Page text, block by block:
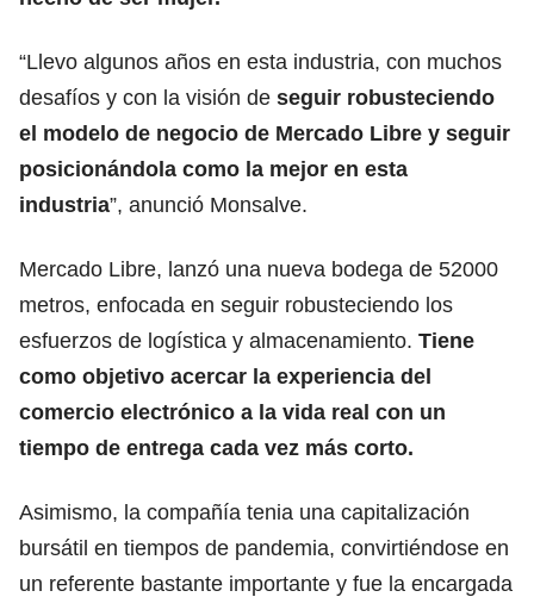
“Llevo algunos años en esta industria, con muchos
desafíos y con la visión de seguir robusteciendo
el modelo de negocio de Mercado Libre y seguir
posicionándola como la mejor en esta
industria”, anunció Monsalve.
Mercado Libre, lanzó una nueva bodega de 52000
metros, enfocada en seguir robusteciendo los
esfuerzos de logística y almacenamiento. Tiene
como objetivo acercar la experiencia del
comercio electrónico a la vida real con un
tiempo de entrega cada vez más corto.
Asimismo, la compañía tenia una capitalización
bursátil en tiempos de pandemia, convirtiéndose en
un referente bastante importante y fue la encargada